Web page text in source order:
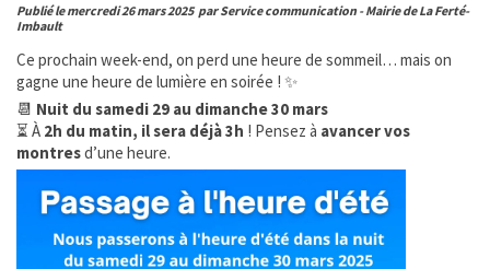
Nous contacter
Diaporama
Culture
Manifestations
Mairie
Publié le mercredi 26 mars 2025 par Service communication - Mairie de La Ferté-
Imbault
Ce prochain week-end, on perd une heure de sommeil… mais on
gagne une heure de lumière en soirée ! ✨
📆 Nuit du samedi 29 au dimanche 30 mars
⏳ À 2h du matin, il sera déjà 3h ! Pensez à avancer vos
montresd’une heure.